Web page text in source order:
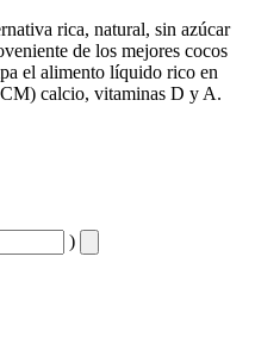
rica, natural, sin azúcar
de los mejores cocos
el alimento líquido rico en
calcio, vitaminas D y A.
)